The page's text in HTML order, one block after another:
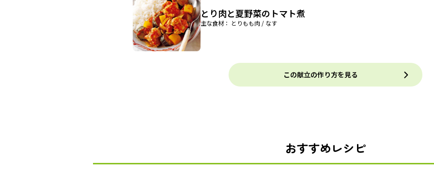
とり肉と夏野菜のトマト煮
主な食材： とりもも肉 / なす
この献立の作り方を見る
おすすめレシピ